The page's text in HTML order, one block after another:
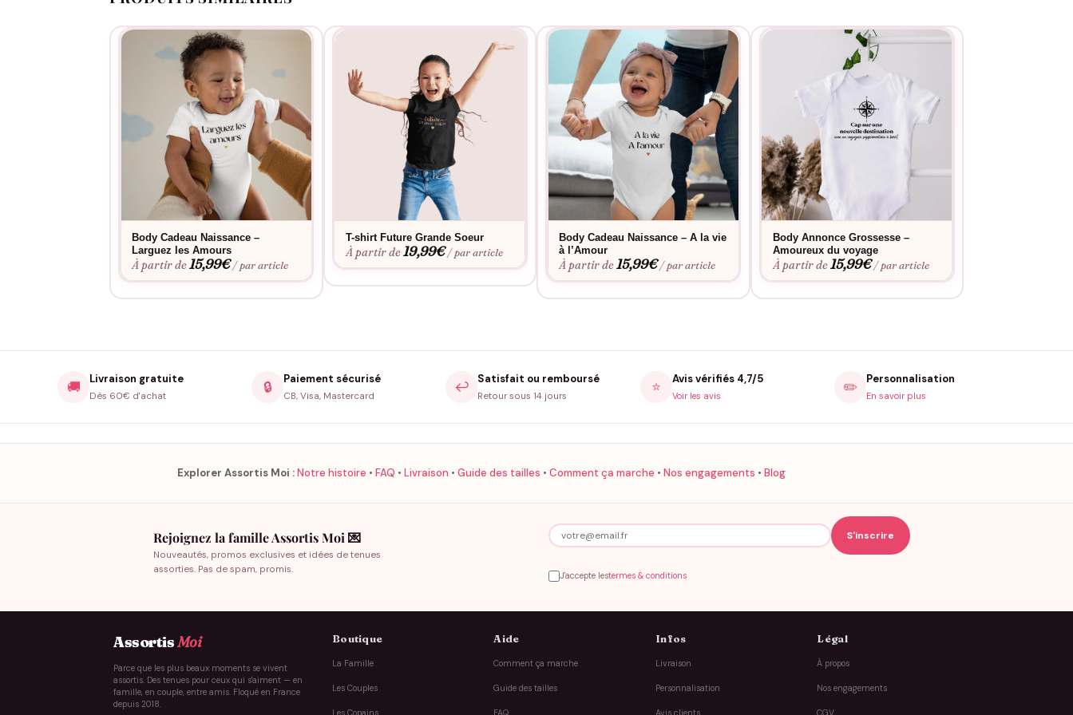
Body Cadeau Naissance –
Larguez les Amours
À partir de15,99€ / par article
T-shirt Future Grande Soeur
À partir de19,99€ / par article
Body Cadeau Naissance – A la vie
à l’Amour
À partir de15,99€ / par article
Body Annonce Grossesse –
Amoureux du voyage
À partir de15,99€ / par article
🚚 Livraison gratuite
Dès 60€ d'achat
🔒 Paiement sécurisé
CB, Visa, Mastercard
↩️ Satisfait ou remboursé
Retour sous 14 jours
⭐ Avis vérifiés 4,7/5
Voir les avis ✏️ Personnalisation
En savoir plus
Explorer Assortis Moi :Notre histoire • FAQ • Livraison • Guide des tailles • Comment ça marche • Nos engagements • Blog
Rejoignez la famille Assortis Moi 💌
Nouveautés, promos exclusives et idées de tenues
assorties. Pas de spam, promis.
J'accepte lestermes & conditions
AssortisMoi
Parce que les plus beaux moments se vivent
assortis. Des tenues pour ceux qui s'aiment — en
famille, en couple, entre amis. Floqué en France
depuis 2018.
Boutique
La Famille
Les Couples
Aide
Comment ça marche
Guide des tailles
Infos
Livraison
Personnalisation
Légal
À propos
Nos engagements